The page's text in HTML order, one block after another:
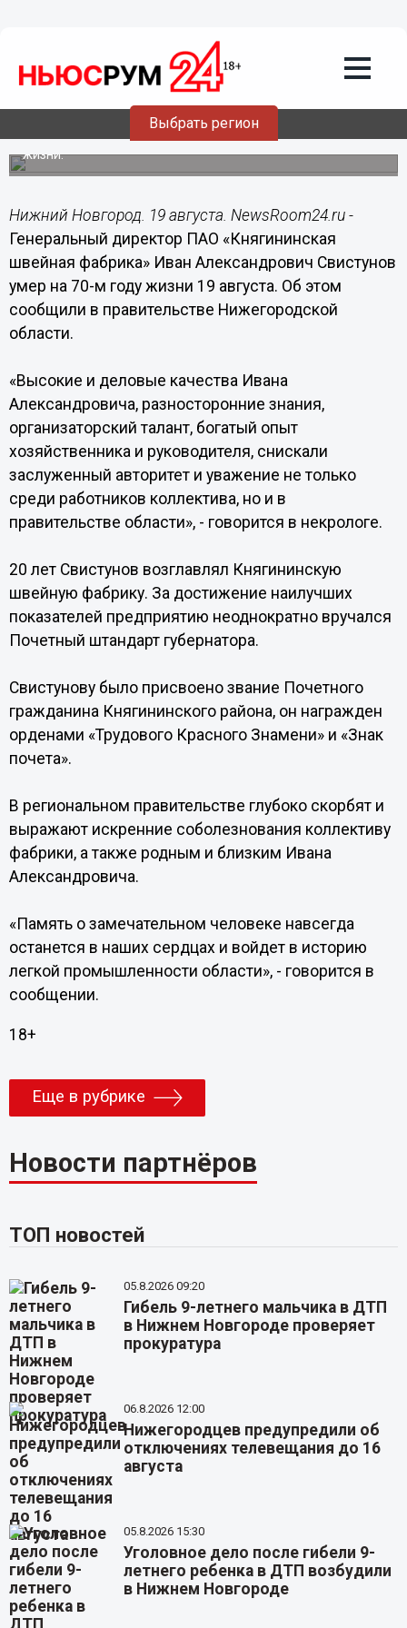
Выбрать регион
19.08.201617:19
Скончался гендиректор Княгининской
швейной фабрики Иван Свистунов
Иван Свистунов скончался 19 августа на 70–м году
жизни.
Нижний Новгород. 19 августа. NewsRoom24.ru -
Генеральный директор ПАО «Княгининская
швейная фабрика» Иван Александрович Свистунов
умер на 70-м году жизни 19 августа. Об этом
сообщили в правительстве Нижегородской
области.
«Высокие и деловые качества Ивана
Александровича, разносторонние знания,
организаторский талант, богатый опыт
хозяйственника и руководителя, снискали
заслуженный авторитет и уважение не только
среди работников коллектива, но и в
правительстве области», - говорится в некрологе.
20 лет Свистунов возглавлял Княгининскую
швейную фабрику. За достижение наилучших
показателей предприятию неоднократно вручался
Почетный штандарт губернатора.
Свистунову было присвоено звание Почетного
гражданина Княгининского района, он награжден
орденами «Трудового Красного Знамени» и «Знак
почета».
В региональном правительстве глубоко скорбят и
выражают искренние соболезнования коллективу
фабрики, а также родным и близким Ивана
Александровича.
«Память о замечательном человеке навсегда
останется в наших сердцах и войдет в историю
легкой промышленности области», - говорится в
сообщении.
18+
Еще в рубрике
Новости партнёров
ТОП новостей
05.8.2026 09:20
Гибель 9-летнего мальчика в ДТП
в Нижнем Новгороде проверяет
прокуратура
06.8.2026 12:00
Нижегородцев предупредили об
отключениях телевещания до 16
августа
05.8.2026 15:30
Уголовное дело после гибели 9-
летнего ребенка в ДТП возбудили
в Нижнем Новгороде